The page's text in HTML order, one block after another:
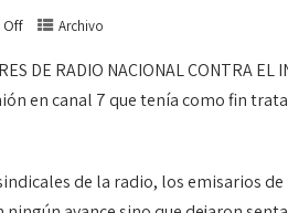
Off Archivo
DE RADIO NACIONAL CONTRA EL
en canal 7 que tenía como fin
de la radio, los emisarios